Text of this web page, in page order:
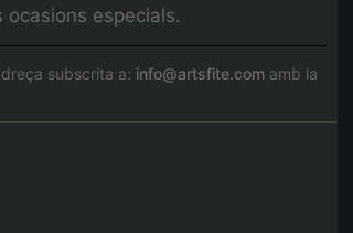
especials.
subscrita a: info@artsfite.com amb la